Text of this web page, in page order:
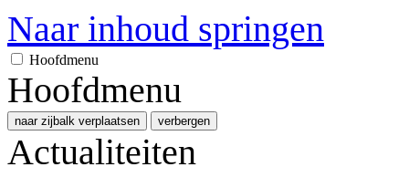
Naar inhoud springen
Hoofdmenu
Hoofdmenu
naar zijbalk verplaatsen verbergen
Actualiteiten